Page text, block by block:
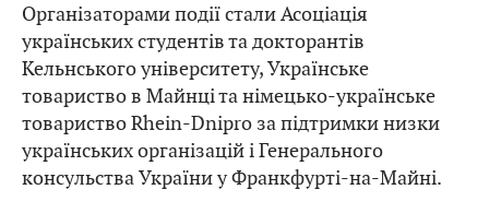
Організаторами події стали Асоціація
українських студентів та докторантів
Кельнського університету, Українське
товариство в Майнці та німецько-українське
товариство Rhein-Dnipro за підтримки низки
українських організацій і Генерального
консульства України у Франкфурті-на-Майні.